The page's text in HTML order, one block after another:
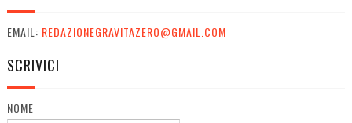
EMAIL: REDAZIONEGRAVITAZERO@GMAIL.COM
SCRIVICI
NOME